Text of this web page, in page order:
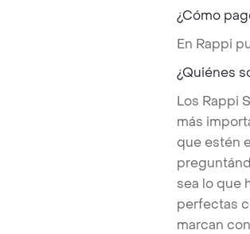
¿Cómo
En Rappi
¿Quiénes
Los Rappi
más
que estén
sea lo que
perfectas
marcan